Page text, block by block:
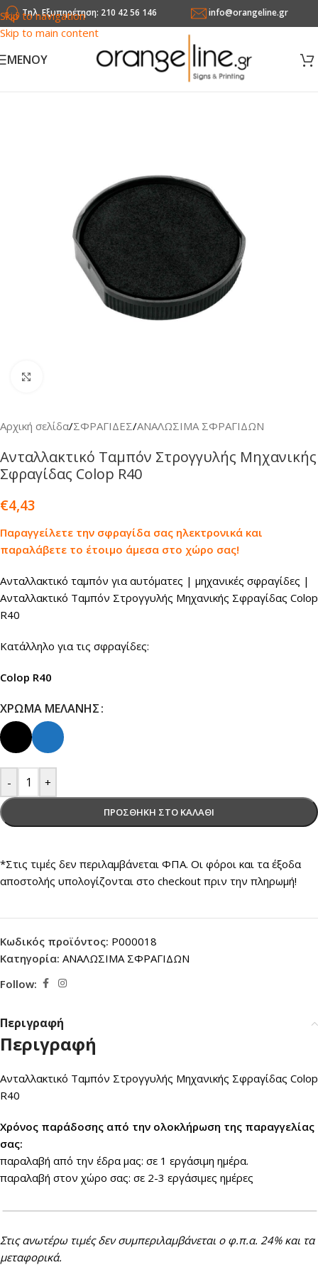
Skip to navigation
Skip to main content
Τηλ. Εξυπηρέτηση: 210 42 56 146 info@orangeline.gr
MENOY
Αρχική σελίδα/ΣΦΡΑΓΙΔΕΣ/ΑΝΑΛΩΣΙΜΑ ΣΦΡΑΓΙΔΩΝ
Ανταλλακτικό Ταμπόν Στρογγυλής Μηχανικής
Σφραγίδας Colop R40
€4,43
Παραγγείλετε την σφραγίδα σας ηλεκτρονικά και
παραλάβετε το έτοιμο άμεσα στο χώρο σας!
Ανταλλακτικό ταμπόν για αυτόματες | μηχανικές σφραγίδες |
Ανταλλακτικό Ταμπόν Στρογγυλής Μηχανικής Σφραγίδας Colop
R40
Κατάλληλο για τις σφραγίδες:
Colop R40
ΧΡΏΜΑ ΜΕΛΆΝΗΣ
- +
ΠΡΟΣΘΉΚΗ ΣΤΟ ΚΑΛΆΘΙ
*Στις τιμές δεν περιλαμβάνεται ΦΠΑ. Οι φόροι και τα έξοδα
αποστολής υπολογίζονται στο checkout πριν την πληρωμή!
Κωδικός προϊόντος: P000018
Κατηγορία: ΑΝΑΛΩΣΙΜΑ ΣΦΡΑΓΙΔΩΝ
Follow:
Περιγραφή
Περιγραφή
Ανταλλακτικό Ταμπόν Στρογγυλής Μηχανικής Σφραγίδας Colop
R40
Xρόνος παράδοσης από την ολοκλήρωση της παραγγελίας
σας:
παραλαβή από την έδρα μας: σε 1 εργάσιμη ημέρα.
παραλαβή στον χώρο σας: σε 2-3 εργάσιμες ημέρες
Στις ανωτέρω τιμές δεν συμπεριλαμβάνεται ο φ.π.α. 24% και τα
μεταφορικά.